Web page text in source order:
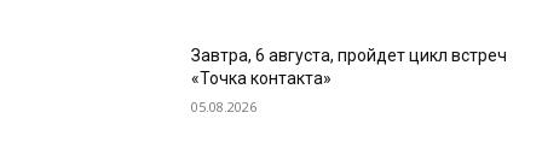
Завтра, 6 августа, пройдет цикл встреч
«Точка контакта»
05.08.2026